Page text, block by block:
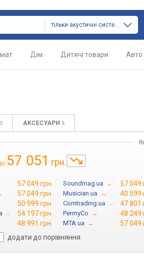
тільки акустичні системи
Дім Дитячі товари Авто
3 АКСЕСУАРИ 3
57 051 грн.
57 049 грн. Soundmag.ua → 57 049
57 049 грн. Musician.ua → 40 599
50 999 грн. Comtrading.ua → 47 801
→ 54 197 грн. PermyCo → 48 249
48 991 грн. MTA.ua →
57 049
додати до порівняння